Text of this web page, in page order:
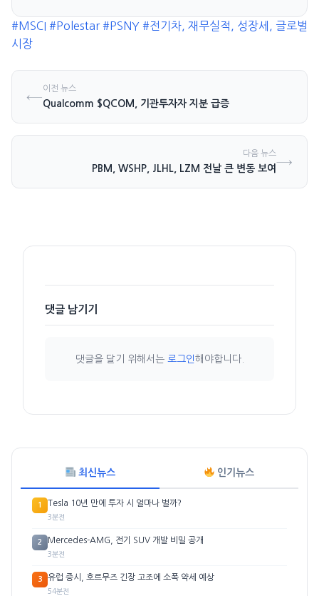
#MSCI #Polestar #PSNY #전기차, 재무실적, 성장세, 글로벌
시장
←이전 뉴스
Qualcomm $QCOM, 기관투자자 지분 급증
다음 뉴스
PBM, WSHP, JLHL, LZM 전날 큰 변동 보여 →
댓글 남기기
댓글을 달기 위해서는 로그인해야합니다.
최신뉴스 인기뉴스
1 Tesla 10년 만에 투자 시 얼마나 벌까?
3분전
2 Mercedes-AMG, 전기 SUV 개발 비밀 공개
3분전
3 유럽 증시, 호르무즈 긴장 고조에 소폭 약세 예상
54분전